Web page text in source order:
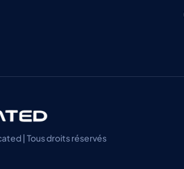
| Tous droits réservés